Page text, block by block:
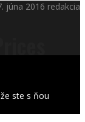
júna 2016 redakcia
ste s ňou